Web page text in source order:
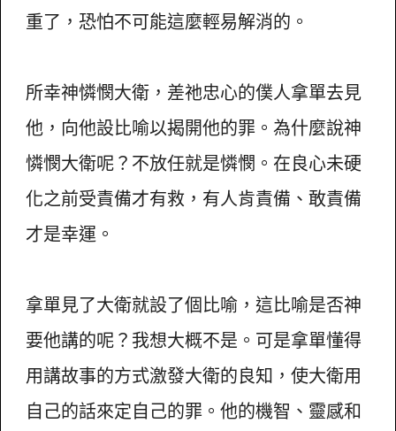
重了，恐怕不可能這麼輕易解消的。
所幸神憐憫大衛，差祂忠心的僕人拿單去見
他，向他設比喻以揭開他的罪。為什麼說神
憐憫大衛呢？不放任就是憐憫。在良心未硬
化之前受責備才有救，有人肯責備、敢責備
才是幸運。
拿單見了大衛就設了個比喻，這比喻是否神
要他講的呢？我想大概不是。可是拿單懂得
用講故事的方式激發大衛的良知，使大衛用
自己的話來定自己的罪。他的機智、靈感和